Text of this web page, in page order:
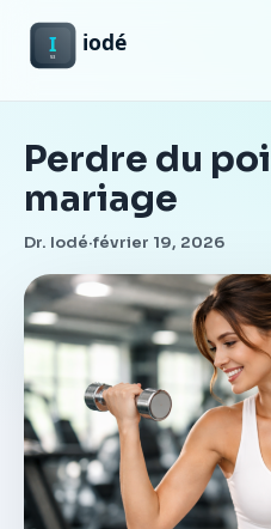
Perdre du
mariage
Dr. Iodé·février 19, 2026